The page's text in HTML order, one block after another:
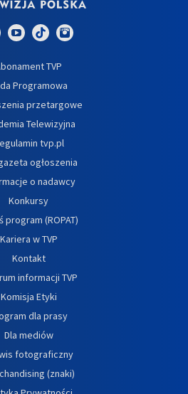
TVP
Programowa
przetargowe
Telewizyjna
tvp.pl
ogłoszenia
o nadawcy
Konkursy
program (ROPAT)
Kariera w TVP
Kontakt
informacji TVP
Komisja Etyki
dla prasy
Dla mediów
fotograficzny
(znaki)